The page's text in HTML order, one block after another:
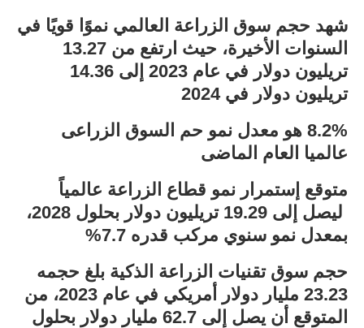
شهد حجم سوق الزراعة العالمي نموًا قويًا في
السنوات الأخيرة، حيث ارتفع من 13.27
تريليون دولار في عام 2023 إلى 14.36
تريليون دولار في 2024
8.2% هو معدل نمو حم السوق الزراعى
عالميا العام الماضى
متوقع إستمرار نمو قطاع الزراعة عالمياً
ليصل إلى 19.29 تريليون دولار بحلول 2028،
بمعدل نمو سنوي مركب قدره 7.7%
حجم سوق تقنيات الزراعة الذكية بلغ حجمه
23.23 مليار دولار أمريكي في عام 2023، من
المتوقع أن يصل إلى 62.7 مليار دولار
بحلول